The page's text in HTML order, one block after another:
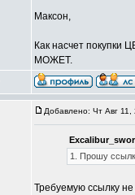
Максон,
Как насчет покупки
МОЖЕТ.
Добавлено: Чт Авг 11,
1. Прошу
Требуемую ссылку